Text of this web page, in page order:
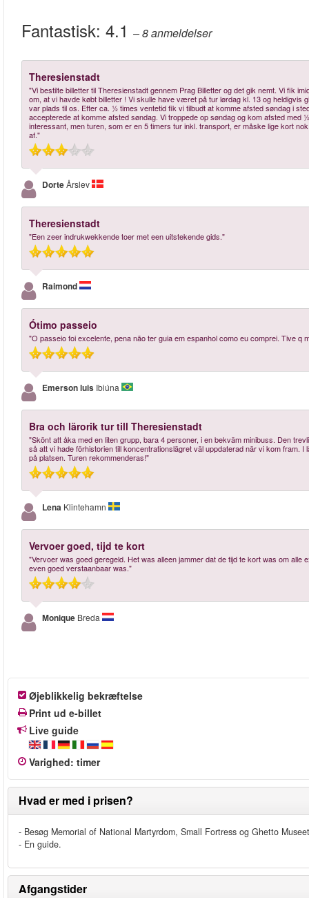
Fantastisk: 4.1 – 8anmeldelser
Theresienstadt
"Vi bestilte billetter til Theresienstadt gennem Prag Billetter og det gik nemt. Vi fik
om, at vi havde købt billetter ! Vi skulle have været på tur lørdag kl. 13 og
var plads til os. Efter ca. ½ times ventetid fik vi tilbudt at komme afsted søndag i
accepterede at komme afsted søndag. Vi troppede op søndag og kom afsted
interessant, men turen, som er en 5 timers tur inkl. transport, er måske lige kort
af."
DorteÅrslev
Theresienstadt
"Een zeer indrukwekkende toer met een uitstekende gids."
Raimond
Ótimo passeio
"O passeio foi excelente, pena não ter guia em espanhol como eu comprei. Tive q
Emerson luis Ibiúna
Bra och lärorik tur till Theresienstadt
"Skönt att åka med en liten grupp, bara 4 personer, i en bekväm minibuss. Den
så att vi hade förhistorien till koncentrationslägret väl uppdaterad när vi kom fram.
på platsen. Turen rekommenderas!"
Lena Klintehamn
Vervoer goed, tijd te kort
"Vervoer was goed geregeld. Het was alleen jammer dat de tijd te kort was om
even goed verstaanbaar was."
Monique Breda
Øjeblikkelig bekræftelse
Print ud e-billet
Live guide
Varighed: timer
Hvad er med i prisen?
- Besøg Memorial of National Martyrdom, Small Fortress og Ghetto
- En guide.
Afgangstider